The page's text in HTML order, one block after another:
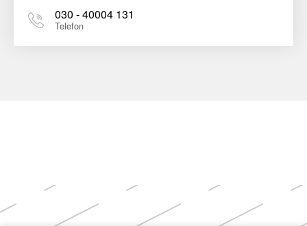
030 - 40004 131
Telefon
Weitere
Themen